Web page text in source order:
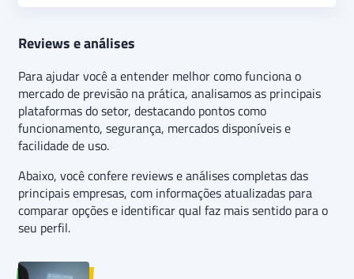
Reviews e análises
Para ajudar você a entender melhor como funciona o
mercado de previsão na prática, analisamos as principais
plataformas do setor, destacando pontos como
funcionamento, segurança, mercados disponíveis e
facilidade de uso.
Abaixo, você confere reviews e análises completas das
principais empresas, com informações atualizadas para
comparar opções e identificar qual faz mais sentido para o
seu perfil.